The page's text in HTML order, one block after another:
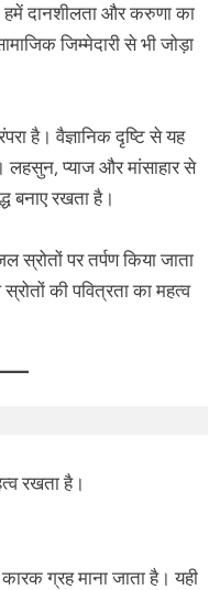
हमें दानशीलता और करुणा का
जिम्मेदारी से भी जोड़ा
है। वैज्ञानिक दृष्टि से यह
लहसुन, प्याज और मांसाहार से
बनाए रखता है।
स्रोतों पर तर्पण किया जाता
की पवित्रता का महत्व
रखता है।
ग्रह माना जाता है। यही